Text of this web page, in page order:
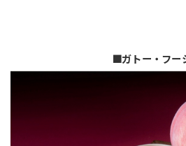
🟧ガトー・フー